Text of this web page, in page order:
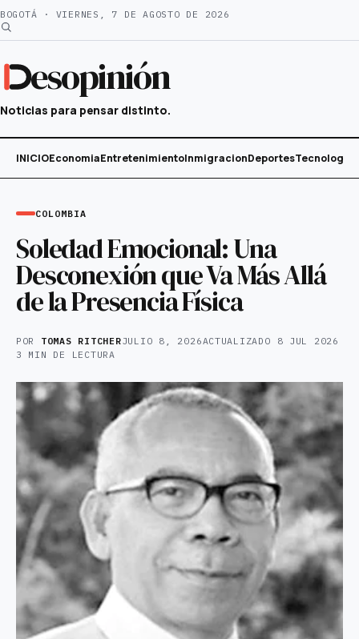
Saltar
al
BOGOTÁ · VIERNES, 7 DE AGOSTO DE 2026
esopinión
Noticias para pensar distinto.
INICIOEconomiaEntretenimientoInmigracionDeportesTecnología
COLOMBIA
Soledad Emocional: Una
Desconexión que Va Más Allá
de la Presencia Física
POR TOMAS RITCHERJULIO 8, 2026ACTUALIZADO 8 JUL 2026
3 MIN DE LECTURA